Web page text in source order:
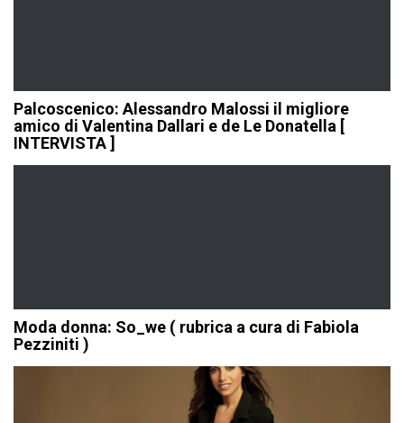
Palcoscenico: Alessandro Malossi il migliore
amico di Valentina Dallari e de Le Donatella [
INTERVISTA ]
Moda donna: So_we ( rubrica a cura di Fabiola
Pezziniti )